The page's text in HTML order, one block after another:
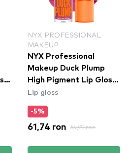
NYX PROFESSIONAL
MAKEUP
NYX Professional
Makeup Duck Plump
High Pigment Lip Gloss
- Pick Me Pink (DPLL11)
Lip gloss
-5%
61,74 ron 64,99 ron